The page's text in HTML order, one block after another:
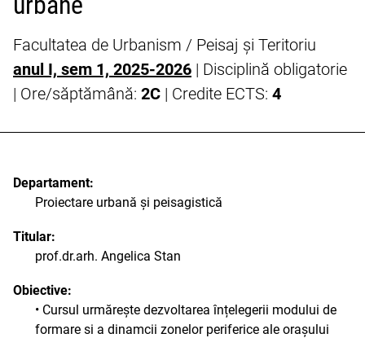
Facultatea de Urbanism / Peisaj și Teritoriu
anul I, sem 1, 2025-2026 | Disciplină obligatorie
| Ore/săptămână: 2C | Credite ECTS: 4
Departament:
Proiectare urbană și peisagistică
Titular:
prof.dr.arh. Angelica Stan
Obiective:
• Cursul urmărește dezvoltarea înțelegerii modului de
formare si a dinamcii zonelor periferice ale orașului